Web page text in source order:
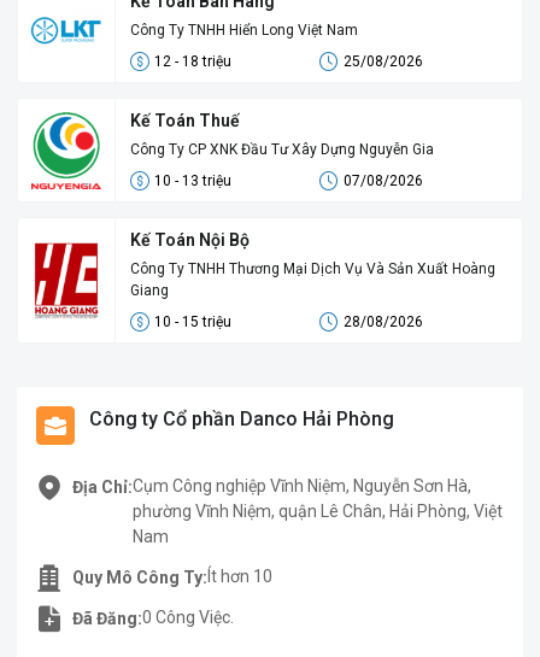
Công Ty TNHH Hiển Long Việt Nam
12 - 18 triệu
25/08/2026
Kế Toán Thuế
Công Ty CP XNK Đầu Tư Xây Dựng Nguyễn Gia
10 - 13 triệu
07/08/2026
Kế Toán Nội Bộ
Công Ty TNHH Thương Mại Dịch Vụ Và Sản Xuất Hoàng
Giang
10 - 15 triệu
28/08/2026
Công ty Cổ phần Danco Hải Phòng
Địa Chỉ:Cụm Công nghiệp Vĩnh Niệm, Nguyễn Sơn Hà,
phường Vĩnh Niệm, quận Lê Chân, Hải Phòng, Việt
Nam
Quy Mô Công Ty: Ít hơn 10
Đã Đăng:0 Công Việc.